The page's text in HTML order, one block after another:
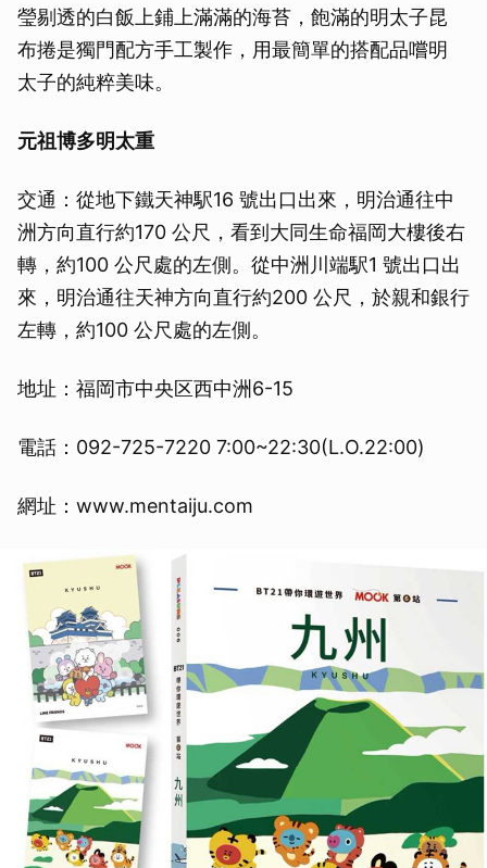
瑩剔透的白飯上鋪上滿滿的海苔，飽滿的明太子昆
布捲是獨門配方手工製作，用最簡單的搭配品嚐明
太子的純粹美味。
元祖博多明太重
交通：從地下鐵天神駅16 號出口出來，明治通往中
洲方向直行約170 公尺，看到大同生命福岡大樓後右
轉，約100 公尺處的左側。從中洲川端駅1 號出口出
來，明治通往天神方向直行約200 公尺，於親和銀行
左轉，約100 公尺處的左側。
地址：福岡市中央区西中洲6-15
電話：092-725-7220 7:00~22:30(L.O.22:00)
網址：www.mentaiju.com